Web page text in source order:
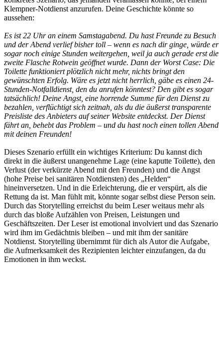
Klempner-Notdienst anzurufen. Deine Geschichte könnte so
aussehen:
Es ist 22 Uhr an einem Samstagabend. Du hast Freunde zu Besuch
und der Abend verlief bisher toll – wenn es nach dir ginge, würde er
sogar noch einige Stunden weitergehen, weil ja auch gerade erst die
zweite Flasche Rotwein geöffnet wurde. Dann der Worst Case: Die
Toilette funktioniert plötzlich nicht mehr, nichts bringt den
gewünschten Erfolg. Wäre es jetzt nicht herrlich, gäbe es einen 24-
Stunden-Notfalldienst, den du anrufen könntest? Den gibt es sogar
tatsächlich! Deine Angst, eine horrende Summe für den Dienst zu
bezahlen, verflüchtigt sich zeitnah, als du die äußerst transparente
Preisliste des Anbieters auf seiner Website entdeckst. Der Dienst
fährt an, behebt das Problem – und du hast noch einen tollen Abend
mit deinen Freunden!
Dieses Szenario erfüllt ein wichtiges Kriterium: Du kannst dich
direkt in die äußerst unangenehme Lage (eine kaputte Toilette), den
Verlust (der verkürzte Abend mit den Freunden) und die Angst
(hohe Preise bei sanitären Notdiensten) des „Helden“
hineinversetzen. Und in die Erleichterung, die er verspürt, als die
Rettung da ist. Man fühlt mit, könnte sogar selbst diese Person sein.
Durch das Storytelling erreichst du beim Leser weitaus mehr als
durch das bloße Aufzählen von Preisen, Leistungen und
Geschäftszeiten. Der Leser ist emotional involviert und das Szenario
wird ihm im Gedächtnis bleiben – und mit ihm der sanitäre
Notdienst. Storytelling übernimmt für dich als Autor die Aufgabe,
die Aufmerksamkeit des Rezipienten leichter einzufangen, da du
Emotionen in ihm weckst.